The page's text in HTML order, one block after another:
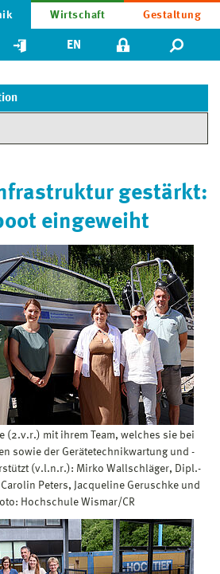
Wirtschaft Gestaltung
EN
gestärkt:
eingeweiht
(2.v.r.) mit ihrem Team, welches sie bei
sowie der Gerätetechnikwartung und -
(v.l.n.r.): Mirko Wallschläger, Dipl.-
Peters, Jacqueline Geruschke und
Hochschule Wismar/CR